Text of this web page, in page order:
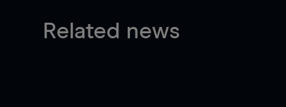
Related news